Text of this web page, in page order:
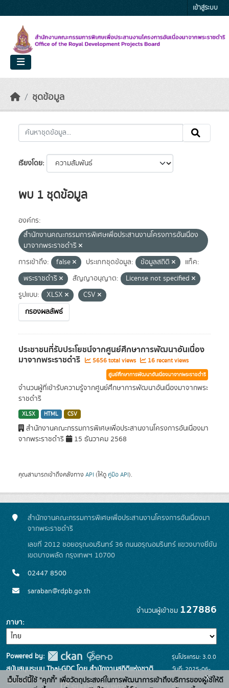
เข้าสู่ระบบ
ชุดข้อมูล
เรียงโดย
พบ 1 ชุดข้อมูล
องค์กร:
สำนักงานคณะกรรมการพิเศษเพื่อประสานงานโครงการอันเนื่อง
มาจากพระราชดำริ
การเข้าถึง:
false ประเภทชุดข้อมูล: ข้อมูลสถิติ
แท็ค:
พระราชดำริ
สัญญาอนุญาต:
License not specified
รูปแบบ:
XLSX
CSV
กรองผลลัพธ์
ประชาชนที่รับประโยชน์จากศูนย์ศึกษาการพัฒนาอันเนื่อง
มาจากพระราชดำริ 5656 total views 16 recent views
ศูนย์ศึกษาการพัฒนาอันเนื่องมาจากพระราชดำริ
จำนวนผู้ที่เข้ารับความรู้จากศูนย์ศึกษาการพัฒนาอันเนื่องมาจากพระ
ราชดำริ
XLSX HTML CSV
สำนักงานคณะกรรมการพิเศษเพื่อประสานงานโครงการอันเนื่องมา
จากพระราชดำริ
15 ธันวาคม 2568
คุณสามารถเข้าถึงคลังทาง API (ให้ดู คู่มือ API).
สำนักงานคณะกรรมการพิเศษเพื่อประสานงานโครงการอันเนื่องมา
จากพระราชดำริ
เลขที่ 2012 ซอยอรุณอมรินทร์ 36 ถนนอรุณอมรินทร์ แขวงบางยี่ขัน
เขตบางพลัด กรุงเทพฯ 10700
02447 8500
saraban@rdpb.go.th
จำนวนผู้เข้าชม 127886
ภาษา
Powered by:
สนับสนุนระบบ Thai-GDC โดย สำนักงานสถิติแห่งชาติ
เว็บไซต์ที่
รุ่นโปรแกรม: 3.0.0
วันที่: 2025-06-
26
เว็บไซต์นี้ใช้ "คุกกี้" เพื่อวัตถุประสงค์ในการพัฒนาการเข้าถึงบริการของผู้ใช้ให้ดี
x